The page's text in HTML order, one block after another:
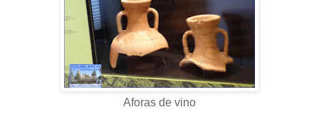
Aforas de vino